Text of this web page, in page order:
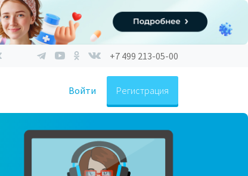
+7 499 213-05-00
Войти Регистрация